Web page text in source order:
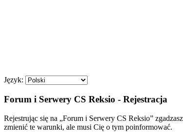
Język:
Forum i Serwery CS Reksio - Rejestracja
Rejestrując się na „Forum i Serwery CS Reksio”
zmienić te warunki, ale musi Cię o tym poinformować.